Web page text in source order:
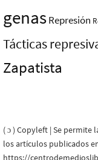
genasRepresión
Tácticas
Zapatista
( ɔ ) Copyleft | Se
los artículos publicados
https://